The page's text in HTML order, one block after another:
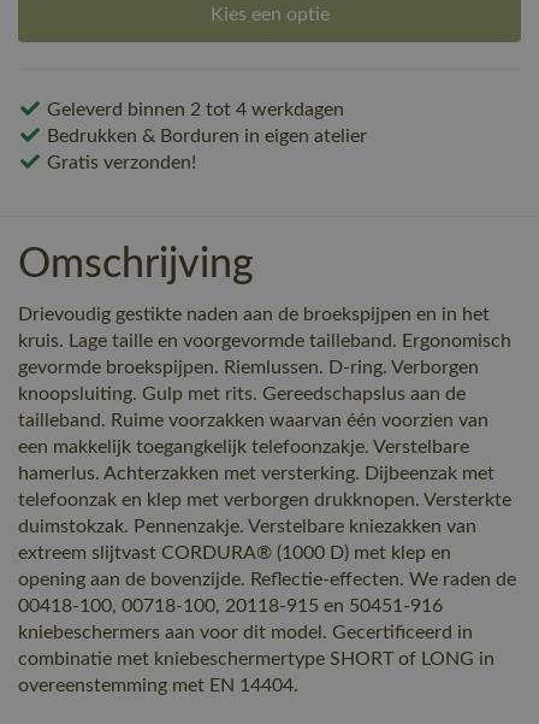
Kies een optie
Geleverd binnen 2 tot 4 werkdagen
Bedrukken & Borduren in eigen atelier
Gratis verzonden!
Omschrijving
Drievoudig gestikte naden aan de broekspijpen en in het
kruis. Lage taille en voorgevormde tailleband. Ergonomisch
gevormde broekspijpen. Riemlussen. D-ring. Verborgen
knoopsluiting. Gulp met rits. Gereedschapslus aan de
tailleband. Ruime voorzakken waarvan één voorzien van
een makkelijk toegangkelijk telefoonzakje. Verstelbare
hamerlus. Achterzakken met versterking. Dijbeenzak met
telefoonzak en klep met verborgen drukknopen. Versterkte
duimstokzak. Pennenzakje. Verstelbare kniezakken van
extreem slijtvast CORDURA® (1000 D) met klep en
opening aan de bovenzijde. Reflectie-effecten. We raden de
00418-100, 00718-100, 20118-915 en 50451-916
kniebeschermers aan voor dit model. Gecertificeerd in
combinatie met kniebeschermertype SHORT of LONG in
overeenstemming met EN 14404.